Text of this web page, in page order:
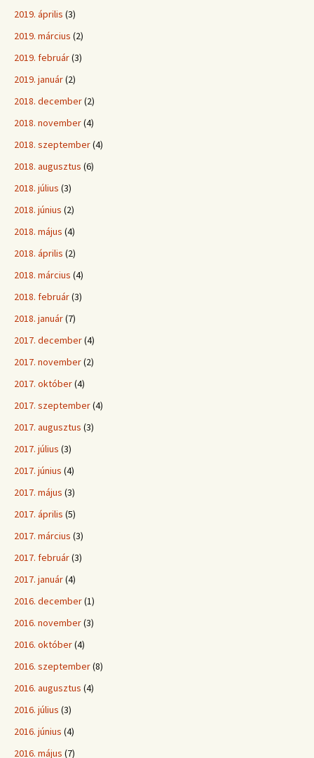
2019. április (3)
2019. március (2)
2019. február(3)
2019. január(2)
2018. december(2)
2018. november(4)
2018. szeptember(4)
2018. augusztus (6)
2018. július (3)
2018. június (2)
2018. május (4)
2018. április (2)
2018. március (4)
2018. február(3)
2018. január(7)
2017. december(4)
2017. november(2)
2017. október(4)
2017. szeptember(4)
2017. augusztus (3)
2017. július (3)
2017. június (4)
2017. május (3)
2017. április (5)
2017. március (3)
2017. február(3)
2017. január(4)
2016. december(1)
2016. november(3)
2016. október(4)
2016. szeptember(8)
2016. augusztus (4)
2016. július (3)
2016. június (4)
2016. május (7)